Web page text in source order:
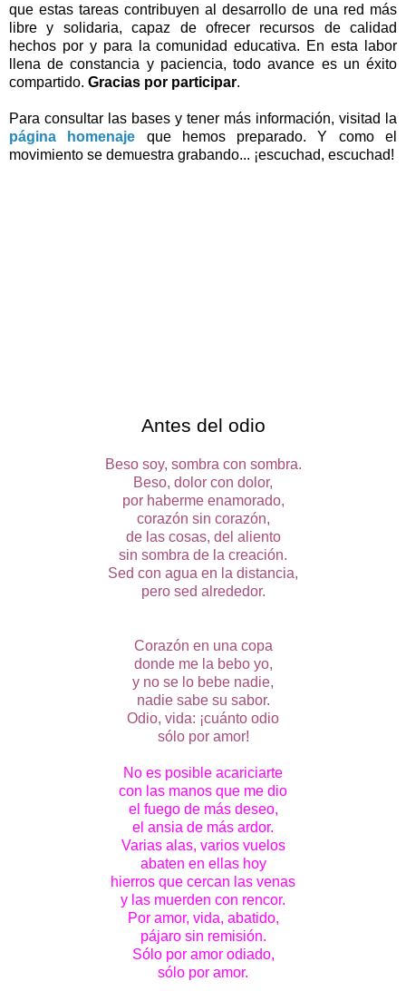
que estas tareas contribuyen al desarrollo de una red más
libre y solidaria, capaz de ofrecer recursos de calidad
hechos por y para la comunidad educativa. En esta labor
llena de constancia y paciencia, todo avance es un éxito
compartido. Gracias por participar.
Para consultar las bases y tener más información, visitad la
página homenaje que hemos preparado. Y como el
movimiento se demuestra grabando... ¡escuchad, escuchad!
Antes del odio
Beso soy, sombra con sombra.
Beso, dolor con dolor,
por haberme enamorado,
corazón sin corazón,
de las cosas, del aliento
sin sombra de la creación.
Sed con agua en la distancia,
pero sed alrededor.
Corazón en una copa
donde me la bebo yo,
y no se lo bebe nadie,
nadie sabe su sabor.
Odio, vida: ¡cuánto odio
sólo por amor!
No es posible acariciarte
con las manos que me dio
el fuego de más deseo,
el ansia de más ardor.
Varias alas, varios vuelos
abaten en ellas hoy
hierros que cercan las venas
y las muerden con rencor.
Por amor, vida, abatido,
pájaro sin remisión.
Sólo por amor odiado,
sólo por amor.